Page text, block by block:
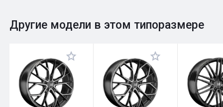
Оставить отзыв
Общий рейтинг 0
Другие модели в этом типоразмере